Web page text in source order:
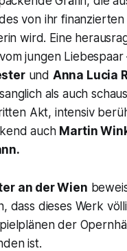
von ihr
wird. Eine
jungen Liebespaar
und Anna Lucia
als auch
Akt, intensiv
auch Martin
an der Wien
dass dieses Werk
der
ist.